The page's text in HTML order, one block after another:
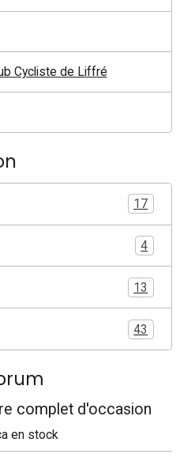
Cycliste de Liffré
17
4
13
43
complet d'occasion
en stock